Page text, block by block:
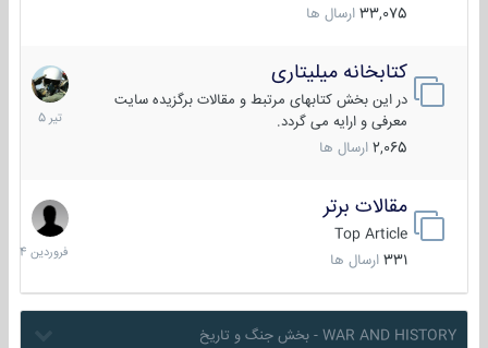
33,075 ارسال ها
کتابخانه میلیتاری
در این بخش کتابهای مرتبط و مقالات برگزیده سایت
معرفی و ارایه می گردد.
2,065 ارسال ها
16
تیر
1405
مقالات برتر
Top Article
331 ارسال ها
29
فروردین
1404
WAR AND HISTORY - بخش جنگ و تاریخ